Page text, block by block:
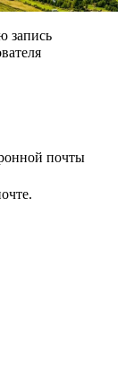
запись
почты